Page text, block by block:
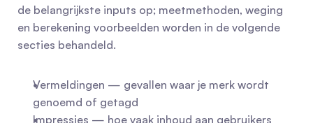
de belangrijkste inputs op; meetmethoden, weging
en berekening voorbeelden worden in de volgende
secties behandeld.
Vermeldingen — gevallen waar je merk wordt
genoemd of getagd
Impressies — hoe vaak inhoud aan gebruikers